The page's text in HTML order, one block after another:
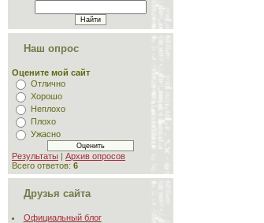
Наш опрос
Оцените мой сайт
Отлично
Хорошо
Неплохо
Плохо
Ужасно
Результаты | Архив опросов
Всего ответов: 6
Друзья сайта
Официальный блог